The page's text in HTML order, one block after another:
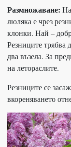
Размножаване:
люляка е чрез
клонки. Най –
Резниците трябва
два възела. За
на летораслите.
Резниците се
вкореняването